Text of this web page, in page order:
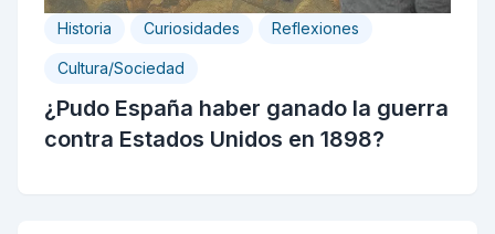
Historia Curiosidades Reflexiones
Cultura/Sociedad
¿Pudo España haber ganado la guerra
contra Estados Unidos en 1898?